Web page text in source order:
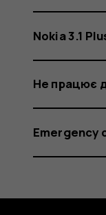
Nokia 3.1
Не працює
Emergency